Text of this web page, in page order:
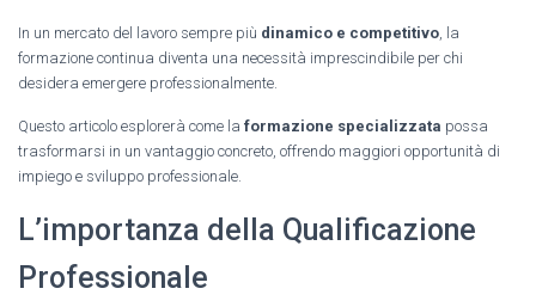
In un mercato del lavoro sempre più dinamico e competitivo , la
formazione continua diventa una necessità imprescindibile per chi
desidera emergere professionalmente.
Questo articolo esplorerà come la formazione specializzata possa
trasformarsi in un vantaggio concreto, offrendo maggiori opportunità di
impiego e sviluppo professionale.
L’importanza della Qualificazione
Professionale